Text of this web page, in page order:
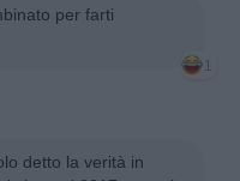
per farti
1
detto la verità in